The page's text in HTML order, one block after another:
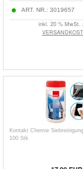
ART. NR.: 3019657
inkl. 20 % MwSt.
Kontakt Chemie
100 Stk